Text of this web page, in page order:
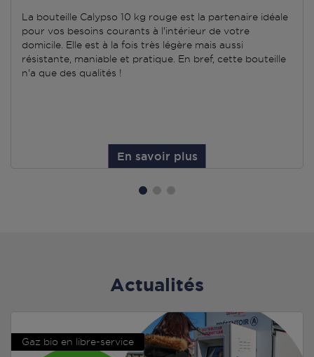
La bouteille Calypso 10 kg rouge est la partenaire idéale
pour vos besoins courants à l'intérieur de votre
domicile. Elle est à la fois très légère mais aussi
résistante, maniable et pratique. En bref, cette bouteille
n'a que des qualités !
En savoir plus
Actualités
Gaz bio en libre-service